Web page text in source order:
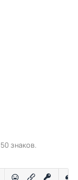
знаков.